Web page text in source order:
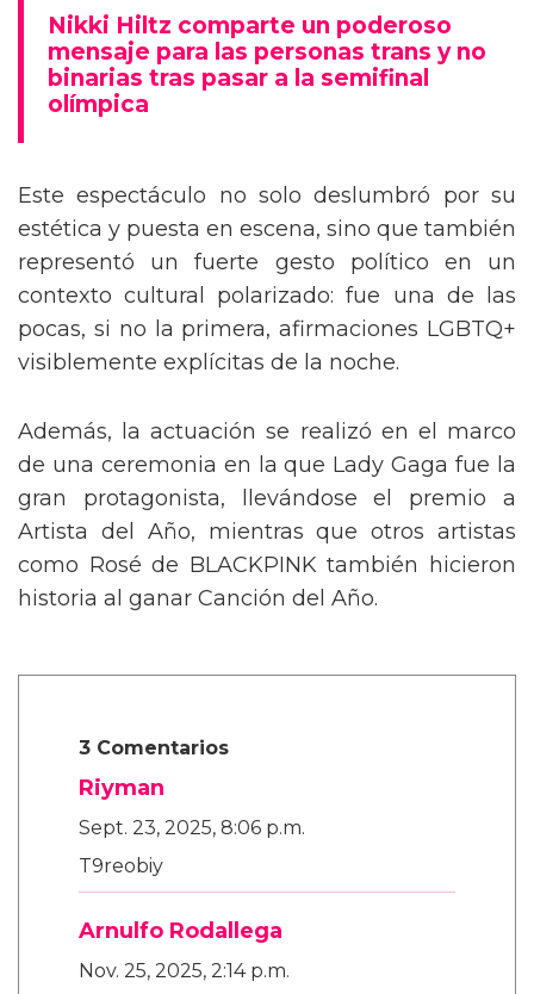
Nikki Hiltz comparte un poderoso
mensaje para las personas trans y no
binarias tras pasar a la semifinal
olímpica
Este espectáculo no solo deslumbró por su
estética y puesta en escena, sino que también
representó un fuerte gesto político en un
contexto cultural polarizado: fue una de las
pocas, si no la primera, afirmaciones LGBTQ+
visiblemente explícitas de la noche.
Además, la actuación se realizó en el marco
de una ceremonia en la que Lady Gaga fue la
gran protagonista, llevándose el premio a
Artista del Año, mientras que otros artistas
como Rosé de BLACKPINK también hicieron
historia al ganar Canción del Año.
Riyman
Arnulfo Rodallega